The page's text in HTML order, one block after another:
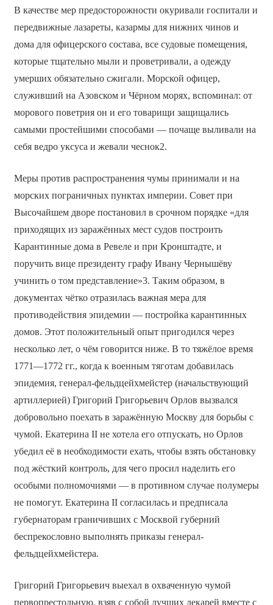
В качестве мер предосторожности окуривали госпитали и
передвижные лазареты, казармы для нижних чинов и
дома для офицерского состава, все судовые помещения,
которые тщательно мыли и проветривали, а одежду
умерших обязательно сжигали. Морской офицер,
служивший на Азовском и Чёрном морях, вспоминал: от
морового поветрия он и его товарищи защищались
самыми простейшими способами — почаще выливали на
себя ведро уксуса и жевали чеснок2.
Меры против распространения чумы принимали и на
морских пограничных пунктах империи. Совет при
Высочайшем дворе постановил в срочном порядке «для
приходящих из заражённых мест судов построить
Карантинные дома в Ревеле и при Кронштадте, и
поручить вице президенту графу Ивану Чернышёву
учинить о том представление»3. Таким образом, в
документах чётко отразилась важная мера для
противодействия эпидемии — постройка карантинных
домов. Этот положительный опыт пригодился через
несколько лет, о чём говорится ниже. В то тяжёлое время
1771—1772 гг., когда к военным тяготам добавилась
эпидемия, генерал-фельдцейхмейстер (начальствующий
артиллерией) Григорий Григорьевич Орлов вызвался
добровольно поехать в заражённую Москву для борьбы с
чумой. Екатерина II не хотела его отпускать, но Орлов
убедил её в необходимости ехать, чтобы взять обстановку
под жёсткий контроль, для чего просил наделить его
особыми полномочиями — в противном случае полумеры
не помогут. Екатерина II согласилась и предписала
губернаторам граничивших с Москвой губерний
беспрекословно выполнять приказы генерал-
фельдцейхмейстера.
Григорий Григорьевич выехал в охваченную чумой
первопрестольную, взяв с собой лучших лекарей вместе с